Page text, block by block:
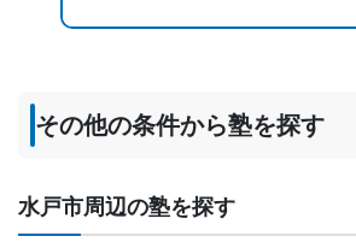
目的の達成度
その他の条件から塾を探す
水戸市周辺の塾を探す